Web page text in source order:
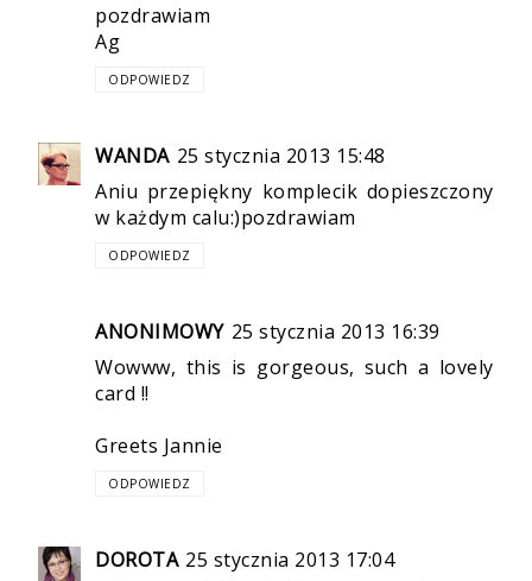
pozdrawiam
Ag
ODPOWIEDZ
WANDA 25 stycznia 2013 15:48
Aniu przepiękny komplecik dopieszczony
w każdym calu:)pozdrawiam
ODPOWIEDZ
ANONIMOWY 25 stycznia 2013 16:39
Wowww, this is gorgeous, such a lovely
card !!
Greets Jannie
ODPOWIEDZ
DOROTA 25 stycznia 2013 17:04